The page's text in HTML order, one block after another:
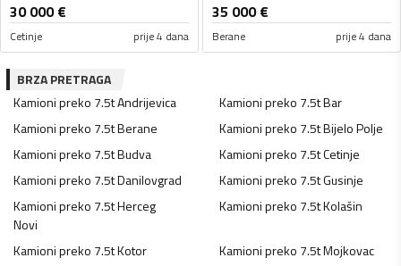
30 000€
Cetinje prije 4 dana
35 000€
Berane prije 4 dana
BRZA PRETRAGA
Kamioni preko 7.5tAndrijevica Kamioni preko 7.5tBar
Kamioni preko 7.5tBerane Kamioni preko 7.5tBijelo Polje
Kamioni preko 7.5tBudva Kamioni preko 7.5tCetinje
Kamioni preko 7.5tDanilovgrad Kamioni preko 7.5tGusinje
Kamioni preko 7.5tHerceg
Novi
Kamioni preko 7.5tKolašin
Kamioni preko 7.5tKotor Kamioni preko 7.5tMojkovac